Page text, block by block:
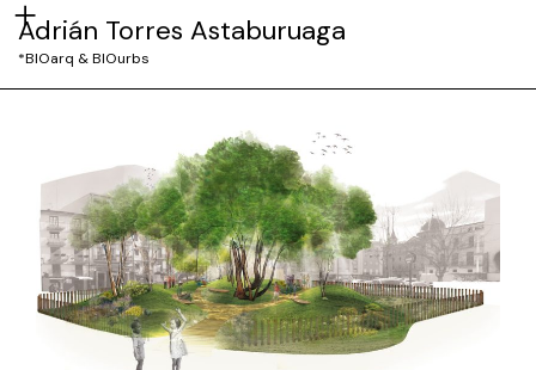
Adrián Torres Astaburuaga
*BIOarq & BIOurbs